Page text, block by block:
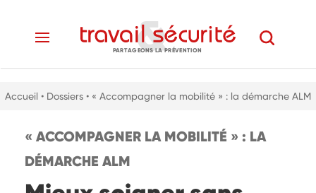
PARTAGEONS LA PRÉVENTION
Accueil • Dossiers • « Accompagner la mobilité » : la démarche ALM
« ACCOMPAGNER LA MOBILITÉ » : LA
DÉMARCHE ALM